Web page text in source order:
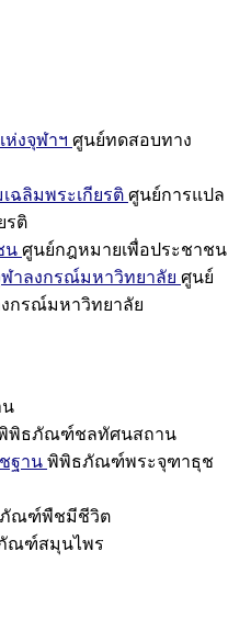
งจุฬาฯ ศูนย์ทดสอบทาง
ฉลิมพระเกียรติ ศูนย์การแปล
รติ
น ศูนย์กฎหมายเพื่อประชาชน
าลงกรณ์มหาวิทยาลัย ศูนย์
กรณ์มหาวิทยาลัย
น
พิธภัณฑ์ชลทัศนสถาน
ฐาน พิพิธภัณฑ์พระจุฑาธุช
ณฑ์พืชมีชีวิต
ณฑ์สมุนไพร